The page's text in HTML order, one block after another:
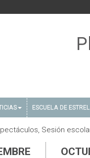
ESCUELA DE
Sesión